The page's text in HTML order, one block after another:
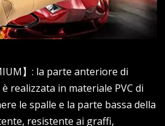
】: la parte anteriore di
realizzata in materiale PVC di
le spalle e la parte bassa della
resistente ai graffi,